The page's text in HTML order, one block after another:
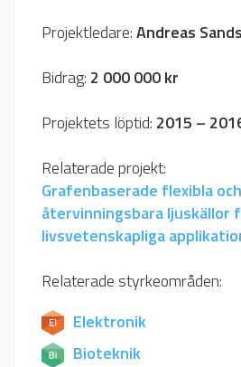
Projektledare:Andreas
Bidrag: 2 000 000 kr
Projektets löptid: 2015 –
Relaterade projekt:
Grafenbaserade flexibla och
återvinningsbara ljuskällor
livsvetenskapliga
Relaterade styrkeområden:
Elektronik
Bioteknik